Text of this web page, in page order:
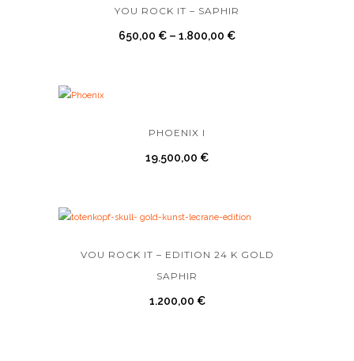
YOU ROCK IT – SAPHIR
650,00 € – 1.800,00 €
PHOENIX I
19.500,00 €
VOU ROCK IT – EDITION 24 K GOLD
SAPHIR
1.200,00 €